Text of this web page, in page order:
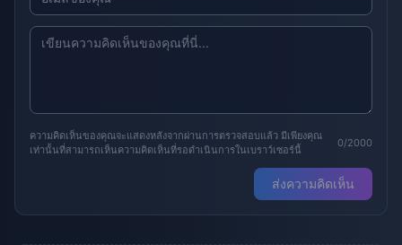
ความคิดเห็นของคุณจะแสดงหลังจากผ่านการตรวจสอบแล้ว มีเพียงคุณ
เท่านั้นที่สามารถเห็นความคิดเห็นที่รอดำเนินการในเบราว์เซอร์นี้
0/2000
ส่งความคิดเห็น